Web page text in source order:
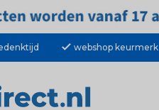
check webshop keurmerk